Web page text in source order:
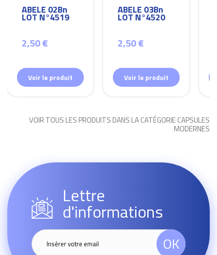
ABELE 02Bn
LOT N°4519
2,50 €
Voir le produit
ABELE 03Bn
LOT N°4520
2,50 €
Voir le produit
VOIR TOUS LES PRODUITS DANS LA CATÉGORIE CAPSULES
MODERNES
Lettre
d'informations
OK